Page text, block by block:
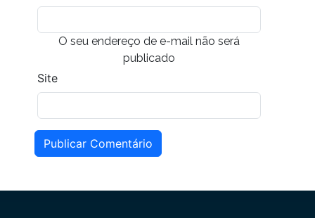
O seu endereço de e-mail não será
publicado
Site
Publicar Comentário